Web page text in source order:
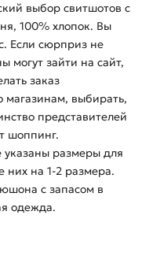
выбор свитшотов с
100% хлопок. Вы
Если сюрприз не
могут зайти на сайт,
заказ
магазинам, выбирать,
представителей
шоппинг.
размеры для
на 1-2 размера.
с запасом в
одежда.